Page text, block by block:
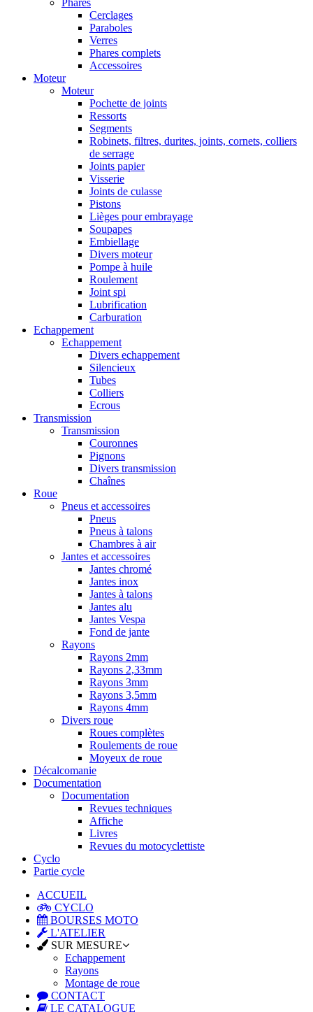
Phares
Cerclages
Paraboles
Verres
Phares complets
Accessoires
Moteur
Moteur
Pochette de joints
Ressorts
Segments
Robinets, filtres, durites, joints, cornets, colliers
de serrage
Joints papier
Visserie
Joints de culasse
Pistons
Lièges pour embrayage
Soupapes
Embiellage
Divers moteur
Pompe à huile
Roulement
Joint spi
Lubrification
Carburation
Echappement
Echappement
Divers echappement
Silencieux
Tubes
Colliers
Ecrous
Transmission
Transmission
Couronnes
Pignons
Divers transmission
Chaînes
Roue
Pneus et accessoires
Pneus
Pneus à talons
Chambres à air
Jantes et accessoires
Jantes chromé
Jantes inox
Jantes à talons
Jantes alu
Jantes Vespa
Fond de jante
Rayons
Rayons 2mm
Rayons 2,33mm
Rayons 3mm
Rayons 3,5mm
Rayons 4mm
Divers roue
Roues complètes
Roulements de roue
Moyeux de roue
Décalcomanie
Documentation
Documentation
Revues techniques
Affiche
Livres
Revues du motocyclettiste
Cyclo
Partie cycle
ACCUEIL
CYCLO
BOURSES MOTO
L'ATELIER
SUR MESURE
Echappement
Rayons
Montage de roue
CONTACT
LE CATALOGUE